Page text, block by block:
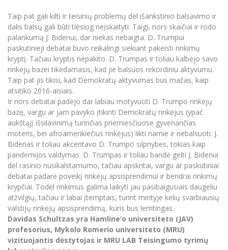
Taip pat gali kilti ir teisinių problemų dėl išankstinio balsavimo ir
dalis balsų gali būti tiesiog neįskaityti. Taigi, nors skaičiai ir rodo
palankumą J. Bidenui, dar niekas nebaigta. D. Trumpui
paskutinieji debatai buvo reikalingi siekiant pakeisti rinkimų
kryptį. Tačiau kryptis nepakito. D. Trumpas ir toliau kalbėjo savo
rinkėjų bazei tikėdamasis, kad jie balsuos rekordiniu aktyvumu.
Taip pat jis tikisi, kad Demokratų aktyvumas bus mažas, kaip
atsitiko 2016-aisiais.
Ir nors debatai padėjo dar labiau motyvuoti D. Trumpo rinkėjų
bazę, vargu ar jam pavyko įtikinti Demokratų rinkėjus (ypač
aukštąjį išsilavinimą turinčias priemiesčiuose gyvenančias
moteris, bei afroamerikiečius rinkėjus) likti namie ir nebalsuoti. J.
Bidenas ir toliau akcentavo D. Trumpo silpnybes, tokias kaip
pandemijos valdymas. D. Trumpas ir toliau bandė gelti J. Bidenui
dėl rasinio nusikalstamumo, tačiau apskritai, vargu ar paskutiniai
debatai padarė poveikį rinkėjų apsisprendimui ir bendrai rinkimų
krypčiai. Todėl rinkimus galima laikyti jau pasibaigusiais daugeliu
atžvilgių, tačiau ir labai įtemptais, turint mintyje kelių svarbiausių
valstijų rinkėjų apsisprendimą, kuris bus lemtingas.
Davidas Schultzas yra Hamline‘o universiteto (JAV)
profesorius, Mykolo Romerio universiteto (MRU)
vizituojantis dėstytojas ir MRU LAB Teisingumo tyrimų